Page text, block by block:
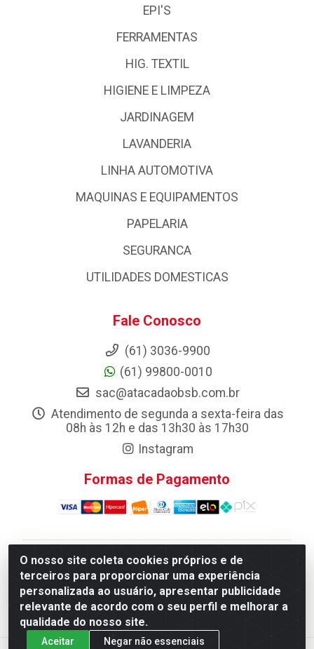
O nosso site coleta cookies próprios e de
terceiros para proporcionar uma experiência
personalizada ao usuário, apresentar publicidade
relevante de acordo com o seu perfil e melhorar a
qualidade do nosso site.
Aceitar Negar não essenciais
EPI'S
FERRAMENTAS
HIG. TEXTIL
HIGIENE E LIMPEZA
JARDINAGEM
LAVANDERIA
LINHA AUTOMOTIVA
MAQUINAS E EQUIPAMENTOS
PAPELARIA
SEGURANCA
UTILIDADES DOMESTICAS
Fale Conosco
(61) 3036-9900
(61) 99800-0010
sac@atacadaobsb.com.br
Atendimento de segunda a sexta-feira das
08h às 12h e das 13h30 às 17h30
Instagram
Formas de Pagamento
Atacadao da Limpeza F. Pereira Queiroz Comercio e
Distribuicao LTDA - Quadra Qi 10 Lotes 39 e, 41 - Setor
Industrial (Taguatinga), Brasília/DF - CEP 72.135-100 -
CNPJ 13.184.675/0001-80